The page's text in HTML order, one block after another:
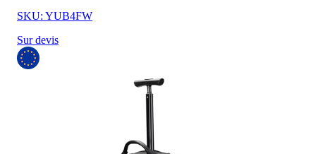
SKU: YUB4FW
Sur devis